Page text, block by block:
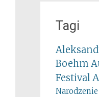
Tagi
Boehm
Festival
Narodzenie